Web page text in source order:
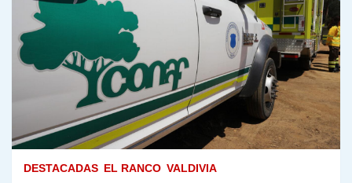
DESTACADAS EL RANCO VALDIVIA